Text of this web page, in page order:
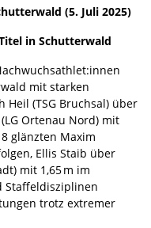
(5. Juli 2025)
in Schutterwald
mit starken
Heil (TSG Bruchsal) über
Ortenau Nord) mit
glänzten Maxim
Ellis Staib über
mit 1,65 m im
Staffeldisziplinen
trotz extremer